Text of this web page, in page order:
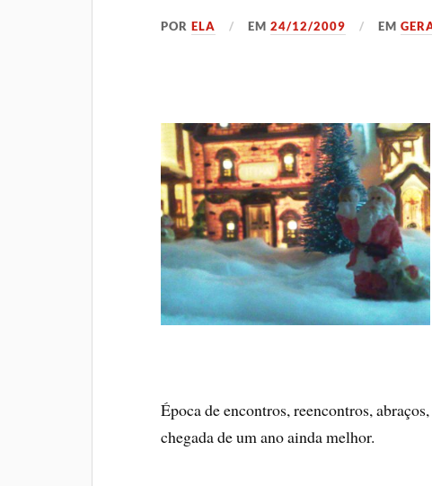
PORELA EM24/12/2009 EM
Época de encontros, reencontros,
chegada de um ano ainda melhor.